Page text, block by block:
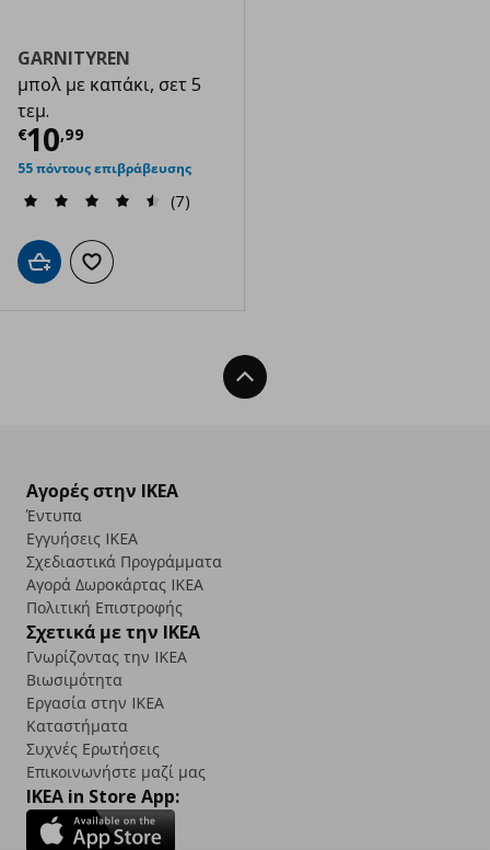
GARNITYREN
μπολ με καπάκι, σετ 5
τεμ.
€10,99
Τρέχουσα τιμή
55 πόντους επιβράβευσης
(7)
Προσθήκη στο καλάθι
Προσθήκη στα αγαπημένα
Back To Top
Αγορές στην IKEA
Έντυπα
Εγγυήσεις IKEA
Σχεδιαστικά Προγράμματα
Αγορά Δωρoκάρτας IKEA
Πολιτική Επιστροφής
Σχετικά με την IKEA
Γνωρίζοντας την IKEA
Βιωσιμότητα
Εργασία στην IKEA
Καταστήματα
Συχνές Ερωτήσεις
Επικοινωνήστε μαζί μας
IKEA in Store App: